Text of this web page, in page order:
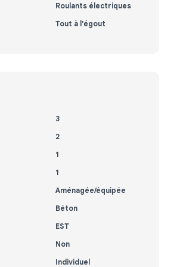
Roulants électriques
Tout à l'égout
3
2
1
1
Aménagée/équipée
Béton
EST
Non
Individuel